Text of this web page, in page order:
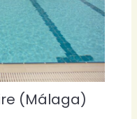
(Málaga)